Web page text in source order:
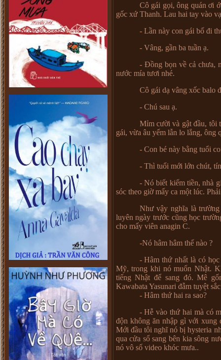
Cô gái gọi, ông quán ơi
gốc xứ Thanh. Lau hai tay vào
- Lần này con gái bố đi
- Vâng, gần ba tuần ạ.
- Đồng bọn về cả chưa,
nước mía tươi nhé.
Cô gái dạ vâng xốc balo
- Chú sau ạ.
Mỉm cười và gật đầu, tôi
gái, vừa âu yếm lẫn lo lắng, ông
- Con bé này bằng tuổi
- Thì tuổi mới lớn chút,
- Nó biết kiếm tiền, nhà
sóc theo giờ mấy ca một lúc.
Như vậy nghĩa là
luyên ngày trước cũng học
cho mấy viên anagin C.
-Nó hâm hâm thế nào ?
- Hâm thứ nhất là có
Mỹ, trong khi nó muốn Nhật.
tiếng Nhật để sang đó. Mê
Kawabata Yasunari đẫm tuyệt
- Hâm thứ hai ra sao?
- Hễ vào thứ hai mà có
độn không ăn nhập gì với xung
Mới đầu tôi nghĩ nó bị hysteria
qua cửa sổ sang bên kia sông
nó vô số video khóc mưa..